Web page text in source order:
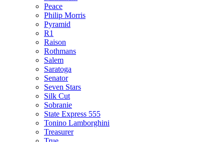
Peace
Philip Morris
Pyramid
R1
Raison
Rothmans
Salem
Saratoga
Senator
Seven Stars
Silk Cut
Sobranie
State Express 555
Tonino Lamborghini
Treasurer